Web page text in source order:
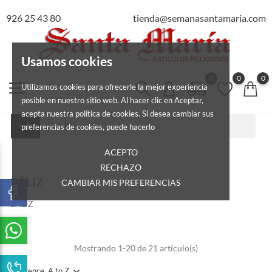
Usamos cookies
Utilizamos cookies para ofrecerle la mejor experiencia
posible en nuestro sitio web. Al hacer clic en Aceptar,
acepta nuestra política de cookies. Si desea cambiar sus
preferencias de cookies, puede hacerlo
ACEPTO
RECHAZO
CAMBIAR MIS PREFERENCIAS
926 25 43 80 tienda@semanasantamaria.com
0 0
CÁLIZ
CÁLIZ
Mostrando 1-20 de 21 artículo(s)